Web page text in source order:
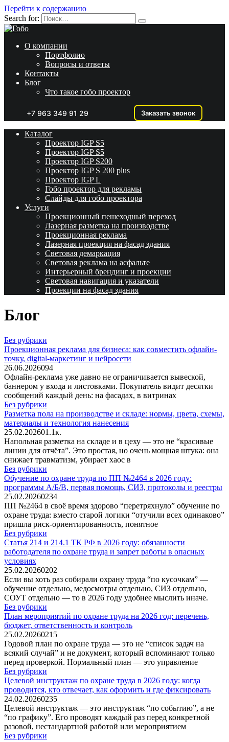
Перейти к содержанию
Search for:
О компании
Портфолио
Вопросы и ответы
Контакты
Блог
Что такое гобо проектор
+7 963 349 91 29 Заказать звонок
Каталог
Проектор IGP S5
Проектор IGP S5
Проектор IGP S200
Проектор IGP S 200 plus
Проектор IGP L
Гобо проектор для рекламы
Слайды для гобо проектора
Услуги
Проекционный пешеходный переход
Лазерная разметка на производстве
Проекционная реклама
Лазерная проекция на фасад здания
Световая демаркация
Световая реклама на асфальте
Интерьерный брендинг и проекции
Световая навигация и указатели
Проекции на фасад здания
Блог
Без рубрики
Проекционная реклама для бизнеса: как совместить офлайн-
точку, digital-маркетинг и нейросети
26.06.2026094
Офлайн-реклама уже давно не ограничивается вывеской,
баннером у входа и листовками. Покупатель видит десятки
сообщений каждый день: на фасадах, в витринах
Без рубрики
Разметка пола на производстве и складе: нормы, цвета, схемы,
материалы и технология нанесения
25.02.202601.1к.
Напольная разметка на складе и в цеху — это не “красивые
линии для отчёта”. Это простая, но очень мощная штука: она
снижает травматизм, убирает хаос в
Без рубрики
Обучение по охране труда по ПП №2464 в 2026 году:
программы А/Б/В, первая помощь, СИЗ, протоколы и реестры
25.02.20260234
ПП №2464 в своё время здорово “перетряхнуло” обучение по
охране труда: вместо старой логики “отучили всех одинаково”
пришла риск-ориентированность, понятное
Без рубрики
Статья 214 и 214.1 ТК РФ в 2026 году: обязанности
работодателя по охране труда и запрет работы в опасных
условиях
25.02.20260202
Если вы хоть раз собирали охрану труда “по кусочкам” —
обучение отдельно, медосмотры отдельно, СИЗ отдельно,
СОУТ отдельно — то в 2026 году удобнее мыслить иначе.
Без рубрики
План мероприятий по охране труда на 2026 год: перечень,
бюджет, ответственность и контроль
25.02.20260215
Годовой план по охране труда — это не “список задач на
всякий случай” и не документ, который вспоминают только
перед проверкой. Нормальный план — это управление
Без рубрики
Целевой инструктаж по охране труда в 2026 году: когда
проводится, кто отвечает, как оформить и где фиксировать
24.02.20260235
Целевой инструктаж — это инструктаж “по событию”, а не
“по графику”. Его проводят каждый раз перед конкретной
разовой, нестандартной работой или мероприятием
Без рубрики